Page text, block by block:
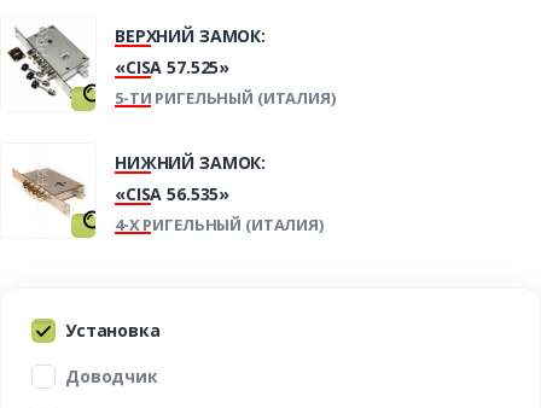
ВЕРХНИЙ ЗАМОК:
«CISA 57.525»
5-ТИ РИГЕЛЬНЫЙ (ИТАЛИЯ)
НИЖНИЙ ЗАМОК:
«CISA 56.535»
4-Х РИГЕЛЬНЫЙ (ИТАЛИЯ)
Установка
Доводчик